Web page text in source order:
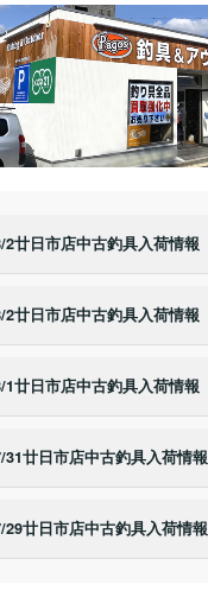
2廿日市店中古釣具入荷情報
2廿日市店中古釣具入荷情報
1廿日市店中古釣具入荷情報
31廿日市店中古釣具入荷情報
29廿日市店中古釣具入荷情報